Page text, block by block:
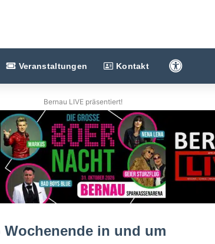
Veranstaltungen Kontakt
Bernau LIVE präsentiert!
in und um